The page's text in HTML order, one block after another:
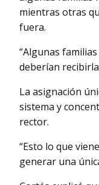
mientras otras
fuera.
“Algunas
deberían
La asignación
sistema y
rector.
“Esto lo que
generar una